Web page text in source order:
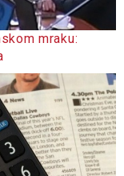
mraku: